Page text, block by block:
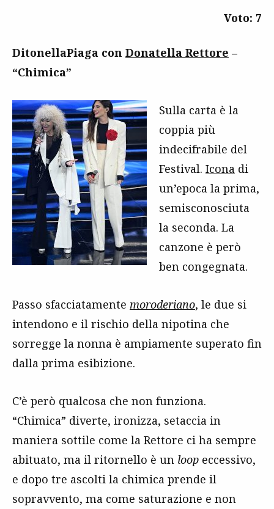
Voto: 7
DitonellaPiaga con Donatella Rettore –
“Chimica”
Sulla carta è la
coppia più
indecifrabile del
Festival. Icona di
un’epoca la prima,
semisconosciuta
la seconda. La
canzone è però
ben congegnata.
Passo sfacciatamente moroderiano, le due si
intendono e il rischio della nipotina che
sorregge la nonna è ampiamente superato fin
dalla prima esibizione.
C’è però qualcosa che non funziona.
“Chimica” diverte, ironizza, setaccia in
maniera sottile come la Rettore ci ha sempre
abituato, ma il ritornello è un loop eccessivo,
e dopo tre ascolti la chimica prende il
sopravvento, ma come saturazione e non